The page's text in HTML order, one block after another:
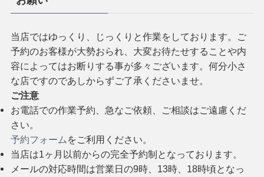
当店ではゆっくり、じっくりと作業をしております。ご
予約のお客様が大勢おられ、大変お待たせすることや内
容によってはお断りする事が多々ございます。何分小さ
な店ですのであしからずご了承くださいませ。
ご注意
お電話での作業予約、急なご依頼、ご相談はご遠慮くだ
さい。
予約フォーム をご利用ください。
当店は1ヶ月以前からの完全予約制となっております。
メールの対応時間は営業日の9時、13時、18時頃となっ